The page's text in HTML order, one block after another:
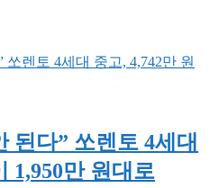
된다” 쏘렌토 4세대
1,950만 원대로